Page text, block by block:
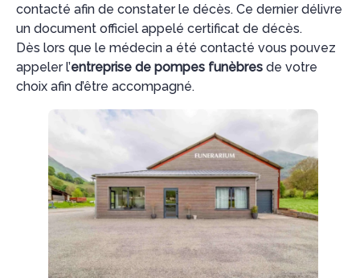
contacté afin de constater le décès. Ce dernier délivre
un document officiel appelé certificat de décès.
Dès lors que le médecin a été contacté vous pouvez
appeler l’entreprise de pompes funèbres de votre
choix afin d’être accompagné.